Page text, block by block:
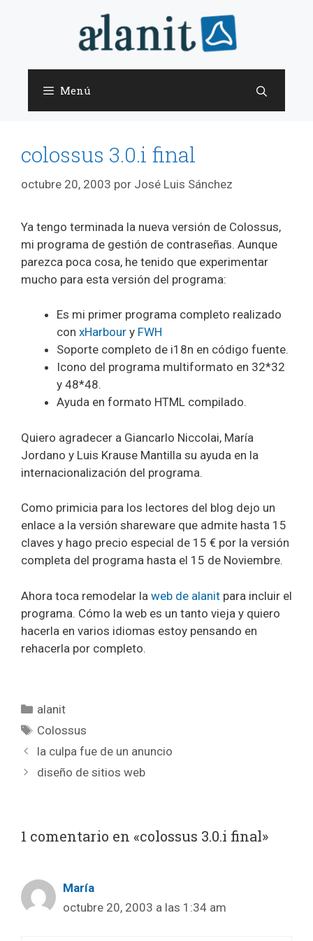
Menú
colossus 3.0.i final
octubre 20, 2003 por José Luis Sánchez
Ya tengo terminada la nueva versión de Colossus,
mi programa de gestión de contraseñas. Aunque
parezca poca cosa, he tenido que experimentar
mucho para esta versión del programa:
Es mi primer programa completo realizado
con xHarbour y FWH
Soporte completo de i18n en código fuente.
Icono del programa multiformato en 32*32
y 48*48.
Ayuda en formato HTML compilado.
Quiero agradecer a Giancarlo Niccolai, María
Jordano y Luis Krause Mantilla su ayuda en la
internacionalización del programa.
Como primicia para los lectores del blog dejo un
enlace a la versión shareware que admite hasta 15
claves y hago precio especial de 15 € por la versión
completa del programa hasta el 15 de Noviembre.
Ahora toca remodelar la web de alanit para incluir el
programa. Cómo la web es un tanto vieja y quiero
hacerla en varios idiomas estoy pensando en
rehacerla por completo.
Categorías
alanit
Etiquetas
Colossus
la culpa fue de un anuncio
diseño de sitios web
1 comentario en «colossus 3.0.i final»
María
octubre 20, 2003 a las 1:34 am